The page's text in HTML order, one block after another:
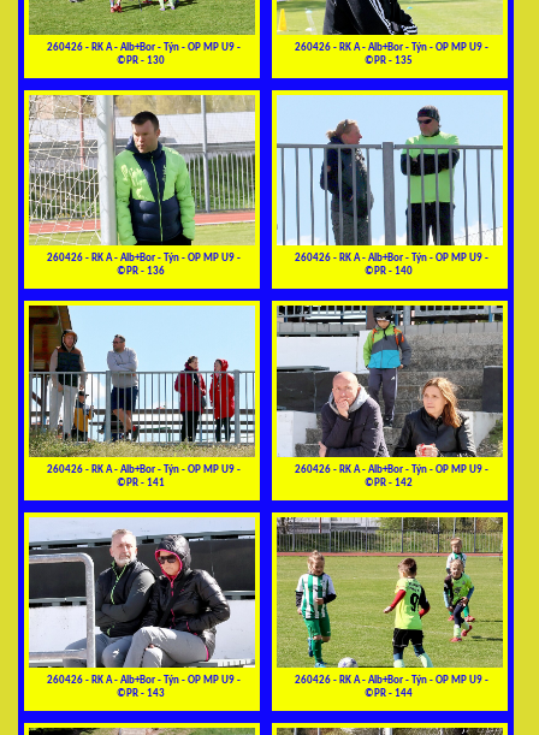
260426 - RK A - Alb+Bor - Týn - OP MP U9 -
©PR - 130
260426 - RK A - Alb+Bor - Týn - OP MP U9 -
©PR - 135
260426 - RK A - Alb+Bor - Týn - OP MP U9 -
©PR - 136
260426 - RK A - Alb+Bor - Týn - OP MP U9 -
©PR - 140
260426 - RK A - Alb+Bor - Týn - OP MP U9 -
©PR - 141
260426 - RK A - Alb+Bor - Týn - OP MP U9 -
©PR - 142
260426 - RK A - Alb+Bor - Týn - OP MP U9 -
©PR - 143
260426 - RK A - Alb+Bor - Týn - OP MP U9 -
©PR - 144